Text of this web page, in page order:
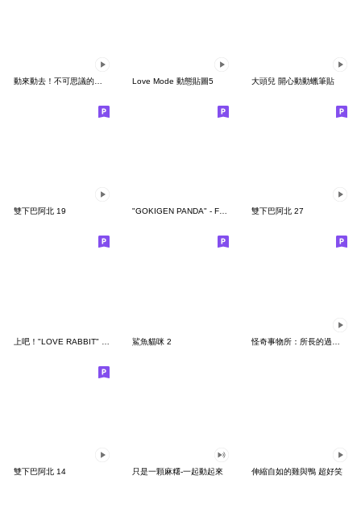
Love Mode 動態貼圖5 大頭兒 開心動動蠟筆貼
雙下巴阿北 19 "GOKIGEN PANDA" - Feeling / global 雙下巴阿北 27
鯊魚貓咪 2
雙下巴阿北 14 只是一顆麻糬-一起動起來 伸縮自如的雞與鴨 超好笑